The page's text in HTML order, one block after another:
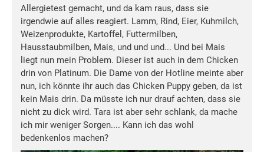
Allergietest gemacht, und da kam raus, dass sie
irgendwie auf alles reagiert. Lamm, Rind, Eier, Kuhmilch,
Weizenprodukte, Kartoffel, Futtermilben,
Hausstaubmilben, Mais, und und und... Und bei Mais
liegt nun mein Problem. Dieser ist auch in dem Chicken
drin von Platinum. Die Dame von der Hotline meinte aber
nun, ich könnte ihr auch das Chicken Puppy geben, da ist
kein Mais drin. Da müsste ich nur drauf achten, dass sie
nicht zu dick wird. Tara ist aber sehr schlank, da mache
ich mir weniger Sorgen.... Kann ich das wohl
bedenkenlos machen?